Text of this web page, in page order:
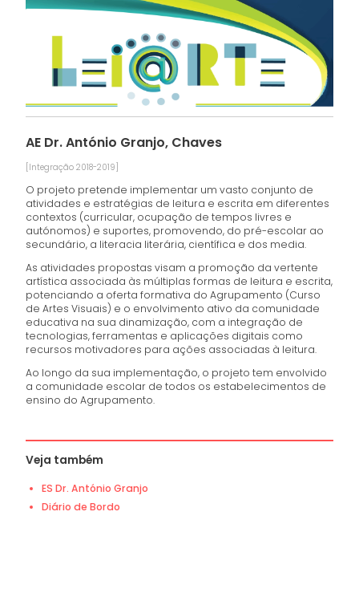
AE Dr. António Granjo, Chaves
[Integração 2018-2019]
O projeto pretende implementar um vasto conjunto de
atividades e estratégias de leitura e escrita em diferentes
contextos (curricular, ocupação de tempos livres e
autónomos) e suportes, promovendo, do pré-escolar ao
secundário, a literacia literária, científica e dos media.
As atividades propostas visam a promoção da vertente
artística associada às múltiplas formas de leitura e escrita,
potenciando a oferta formativa do Agrupamento (Curso
de Artes Visuais) e o envolvimento ativo da comunidade
educativa na sua dinamização, com a integração de
tecnologias, ferramentas e aplicações digitais como
recursos motivadores para ações associadas à leitura.
Ao longo da sua implementação, o projeto tem envolvido
a comunidade escolar de todos os estabelecimentos de
ensino do Agrupamento.
Veja também
ES Dr. António Granjo
Diário de Bordo